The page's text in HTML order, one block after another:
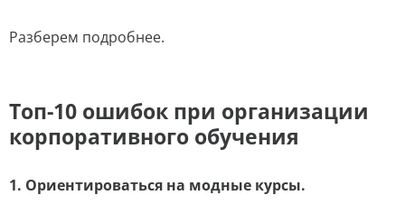
Разберем подробнее.
Топ-10 ошибок при организации
корпоративного обучения
1. Ориентироваться на модные курсы.